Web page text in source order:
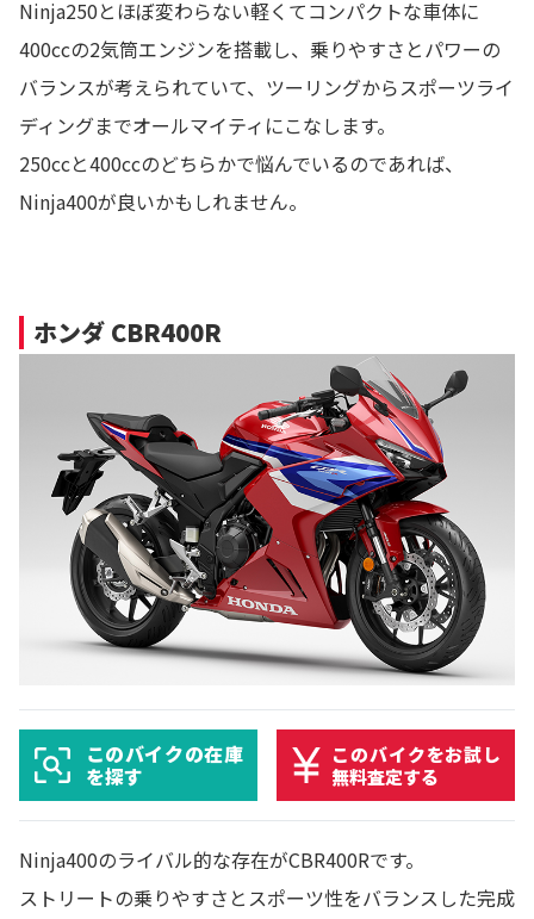
Ninja250とほぼ変わらない軽くてコンパクトな車体に
400ccの2気筒エンジンを搭載し、乗りやすさとパワーの
バランスが考えられていて、ツーリングからスポーツライ
ディングまでオールマイティにこなします。
250ccと400ccのどちらかで悩んでいるのであれば、
Ninja400が良いかもしれません。
ホンダ CBR400R
このバイクの在庫
を探す
このバイクをお試し
無料査定する
Ninja400のライバル的な存在がCBR400Rです。
ストリートの乗りやすさとスポーツ性をバランスした完成